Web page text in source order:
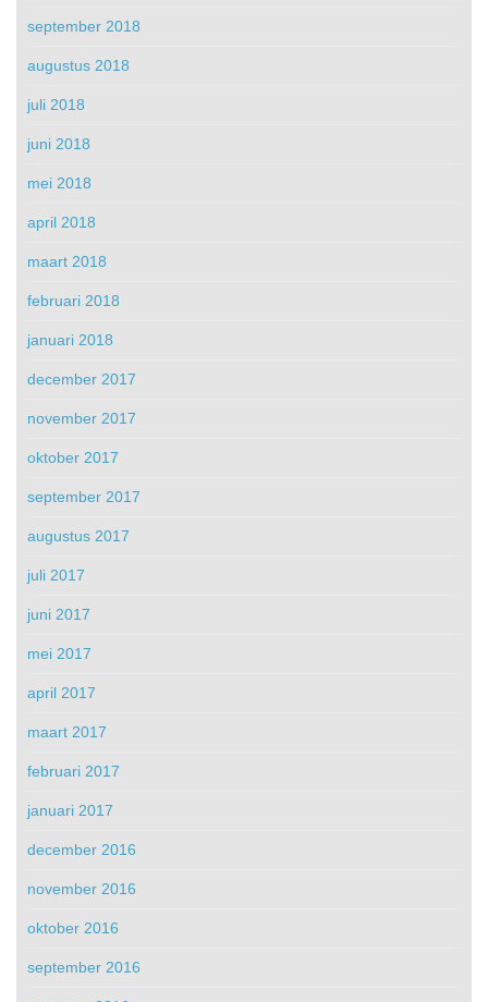
september 2018
augustus 2018
juli 2018
juni 2018
mei 2018
april 2018
maart 2018
februari 2018
januari 2018
december 2017
november 2017
oktober 2017
september 2017
augustus 2017
juli 2017
juni 2017
mei 2017
april 2017
maart 2017
februari 2017
januari 2017
december 2016
november 2016
oktober 2016
september 2016